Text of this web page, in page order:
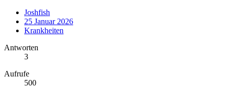
Joshfish
25 Januar 2026
Krankheiten
Antworten
3
Aufrufe
500